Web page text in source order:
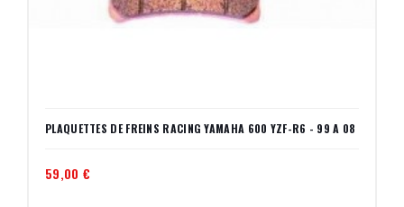
PLAQUETTES DE FREINS RACING YAMAHA 600 YZF-R6 - 99 A 08
59,00 €